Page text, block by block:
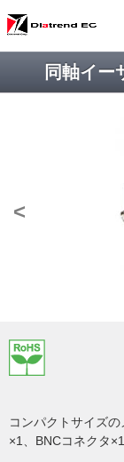
同軸イー
<
コンパクトサイズ
×1、BNCコネクタ